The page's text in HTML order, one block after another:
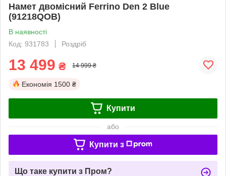
Намет двомісний Ferrino Den 2 Blue
(91218QOB)
В наявності
Код: 931783
Роздріб
13 499 ₴ 14 999 ₴
Економія 1500 ₴
Купити
або
Купити з
Що таке купити з Пром?